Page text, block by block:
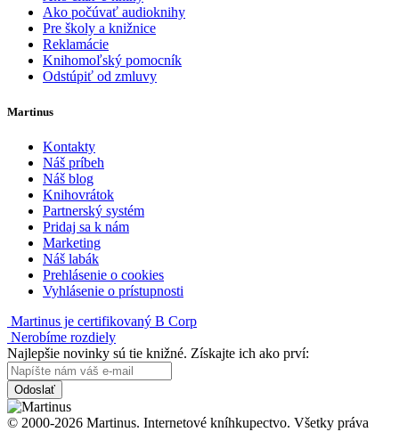
Ako počúvať audioknihy
Pre školy a knižnice
Reklamácie
Knihomoľský pomocník
Odstúpiť od zmluvy
Martinus
Kontakty
Náš príbeh
Náš blog
Knihovrátok
Partnerský systém
Pridaj sa k nám
Marketing
Náš labák
Prehlásenie o cookies
Vyhlásenie o prístupnosti
Martinus je certifikovaný B Corp
Nerobíme rozdiely
Najlepšie novinky sú tie knižné. Získajte ich ako prví:
Odoslať
© 2000-2026 Martinus. Internetové kníhkupectvo. Všetky práva